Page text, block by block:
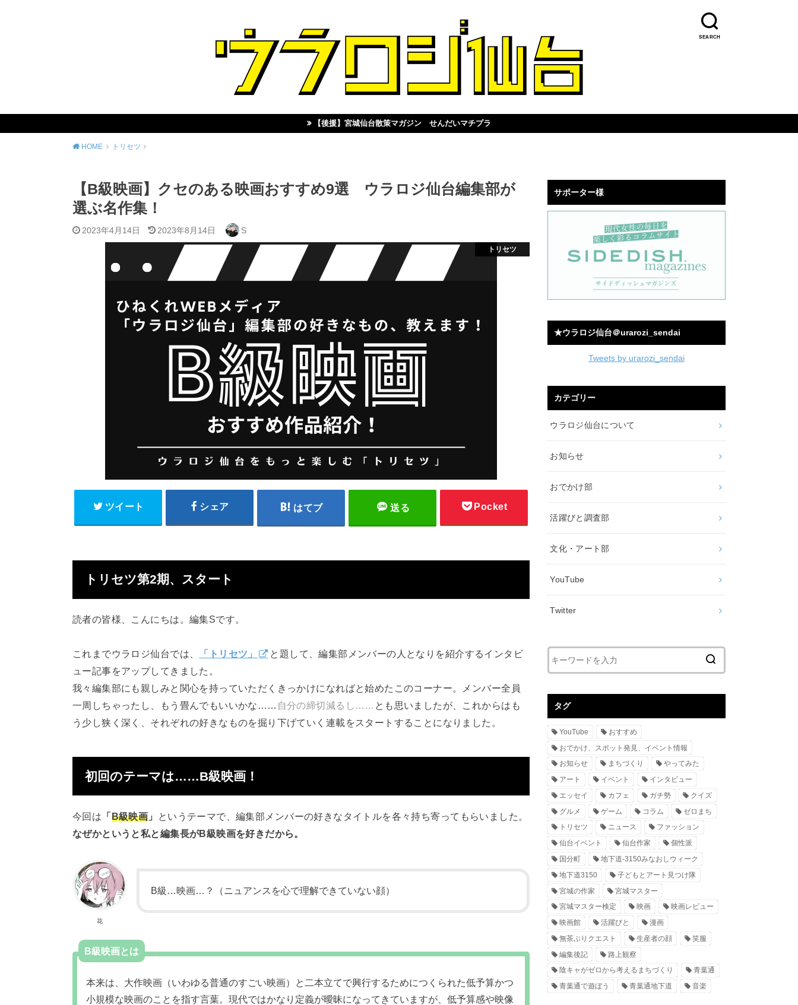
SEARCH
【後援】宮城仙台散策マガジン せんだいマチプラ
HOME トリセツ
【B級映画】クセのある映画おすすめ9選 ウラロジ仙台編集部が
選ぶ名作集！
2023年4月14日 2023年8月14日 S
トリセツ
ツイート シェア はてブ 送る Pocket
トリセツ第2期、スタート
読者の皆様、こんにちは。編集Sです。
これまでウラロジ仙台では、 「トリセツ」
と題して、編集部メンバーの人となりを紹介するインタビ
ュー記事をアップしてきました。
我々編集部にも親しみと関心を持っていただくきっかけになればと始めたこのコーナー。メンバー全員
一周しちゃったし、もう畳んでもいいかな…… 自分の締切減るし…… とも思いましたが、これからはも
う少し狭く深く、それぞれの好きなものを掘り下げていく連載をスタートすることになりました。
初回のテーマは……B級映画！
今回は 「B級映画 」
というテーマで、編集部メンバーの好きなタイトルを各々持ち寄ってもらいました。
なぜかというと私と編集長がB級映画を好きだから。
花
B級…映画…？（ニュアンスを心で理解できていない顔）
B級映画とは
本来は、大作映画（いわゆる普通のすごい映画）と二本立てで興行するためにつくられた低予算かつ
小規模な映画のことを指す言葉。現代ではかなり定義が曖昧になってきていますが、低予算感や映像
サポーター様
★ウラロジ仙台＠urarozi_sendai
Tweets by urarozi_sendai
カテゴリー
ウラロジ仙台について
お知らせ
おでかけ部
活躍びと調査部
文化・アート部
YouTube
Twitter
タグ
YouTube
おすすめ
おでかけ、スポット発見、イベント情報
お知らせ
まちづくり
やってみた
アート
イベント
インタビュー
エッセイ
カフェ ガチ勢
クイズ
グルメ
ゲーム コラム
ゼロまち
トリセツ
ニュース
ファッション
仙台イベント
仙台作家
個性派
国分町
地下道-3150みなおしウィーク
地下道3150
子どもとアート見つけ隊
宮城の作家
宮城マスター
宮城マスター検定
映画
映画レビュー
映画館
活躍びと
漫画
無茶ぶりクエスト
生産者の顔
笑服
編集後記
路上観察
陰キャがゼロから考えるまちづくり
青葉通
青葉通で遊ぼう
青葉通地下道 音楽